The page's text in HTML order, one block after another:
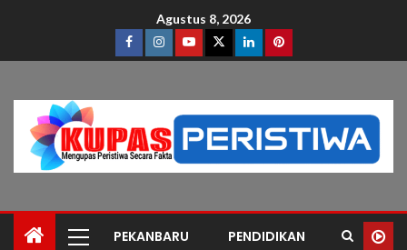
Agustus 8, 2026
PEKANBARU PENDIDIKAN